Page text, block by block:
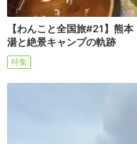
【わんこと全国旅#21】熊
湯と絶景キャンプの軌跡
特集